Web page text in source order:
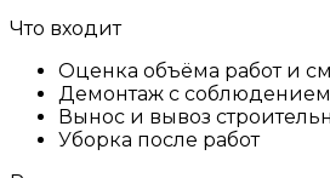
Что входит
Оценка объёма работ и
Демонтаж с
Вынос и вывоз
Уборка после работ